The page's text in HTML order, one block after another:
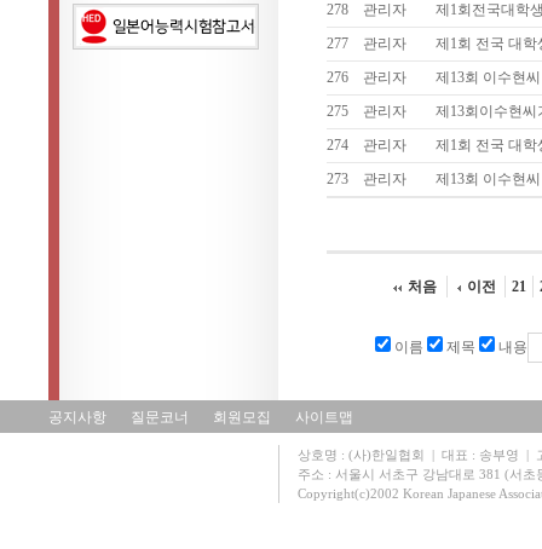
278
관리자
제1회전국대학
277
관리자
제1회 전국 대
276
관리자
제13회 이수현
275
관리자
제13회이수현
274
관리자
제1회 전국 대
273
관리자 제13회 이수현
처음 이전 21
이름 제목 내용
공지사항 질문코너 회원모집 사이트맵
상호명 : (사)한일협회 | 대표 : 송부영 |
주소 : 서울시 서초구 강남대로 381 (서
Copyright(c)2002 Korean Japanese